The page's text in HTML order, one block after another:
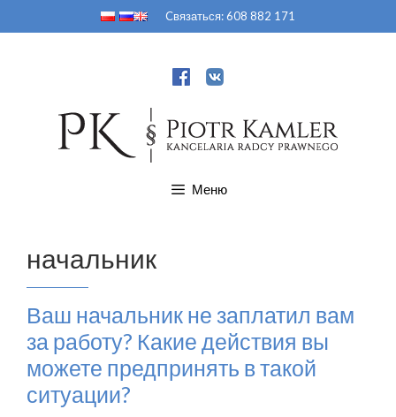
к
Cвязаться:608 882 171
Меню
начальник
Ваш начальник не заплатил вам
за работу? Какие действия вы
можете предпринять в такой
ситуации?